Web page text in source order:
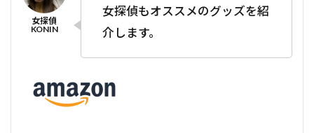
女探偵もオススメのグッズを紹
介します。